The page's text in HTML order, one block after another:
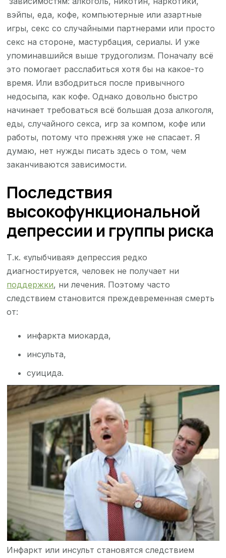
вэйпы, еда, кофе, компьютерные или азартные
игры, секс со случайными партнерами или просто
секс на стороне, мастурбация, сериалы. И уже
упоминавшийся выше трудоголизм. Поначалу всё
это помогает расслабиться хотя бы на какое-то
время. Или взбодриться после привычного
недосыпа, как кофе. Однако довольно быстро
начинает требоваться всё большая доза алкоголя,
еды, случайного секса, игр за компом, кофе или
работы, потому что прежняя уже не спасает. Я
думаю, нет нужды писать здесь о том, чем
заканчиваются зависимости.
Последствия
высокофункциональной
депрессии и группы риска
Т.к. «улыбчивая» депрессия редко
диагностируется, человек не получает ни
поддержки, ни лечения. Поэтому часто
следствием становится преждевременная смерть
от:
инфаркта миокарда,
инсульта,
суицида.
Инфаркт или инсульт становятся следствием